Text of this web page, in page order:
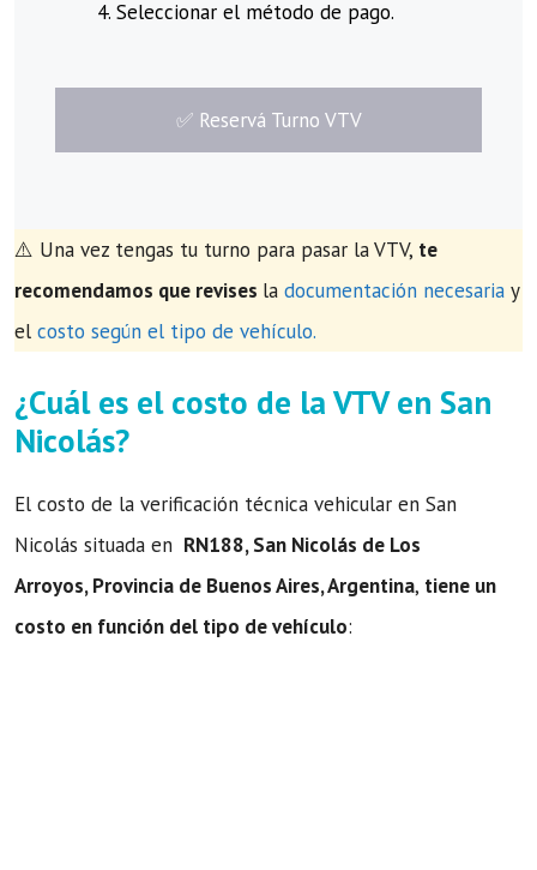
Seleccionar el método de pago.
​✅​ Reservá Turno VTV
⚠️ Una vez tengas tu turno para pasar la VTV, te
recomendamos que revises la documentación necesaria y
el costo según el tipo de vehículo.
¿Cuál es el costo de la VTV en San
Nicolás?
El costo de la verificación técnica vehicular en San
Nicolás situada en RN188, San Nicolás de Los
Arroyos, Provincia de Buenos Aires, Argentina, tiene un
costo en función del tipo de vehículo: